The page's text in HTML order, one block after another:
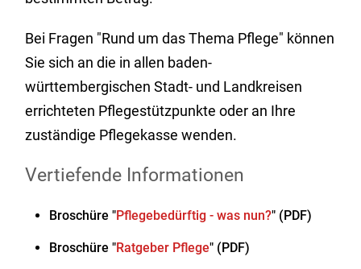
Bei Fragen "Rund um das Thema Pflege" können
Sie sich an die in allen baden-
württembergischen Stadt- und Landkreisen
errichteten Pflegestützpunkte oder an Ihre
zuständige Pflegekasse wenden.
Vertiefende Informationen
Broschüre "Pflegebedürftig - was nun?" (PDF)
Broschüre "Ratgeber Pflege" (PDF)